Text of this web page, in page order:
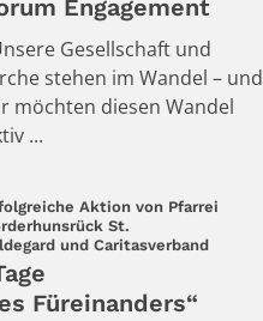
Engagement
Gesellschaft und
stehen im Wandel – und
möchten diesen Wandel
...
Aktion von Pfarrei
St.
und Caritasverband
Füreinanders“